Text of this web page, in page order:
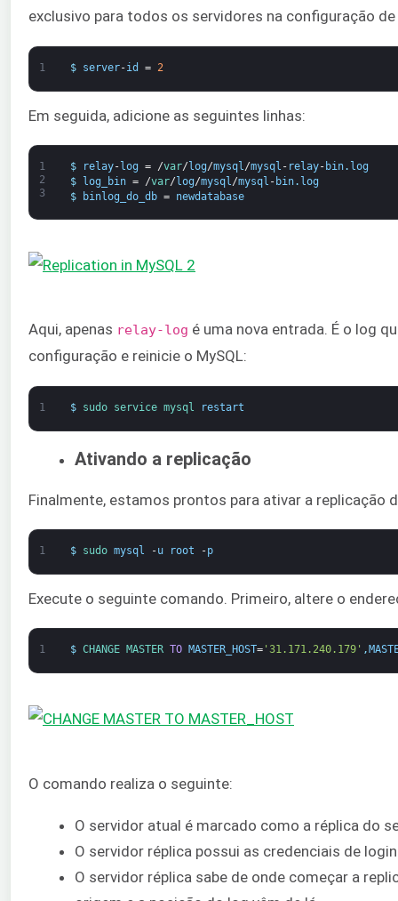
exclusivo para todos os servidores na configuração
1 $ server-id = 2
Em seguida, adicione as seguintes linhas:
1
2
3
$ relay- log = /var/ log/mysql/mysql - relay- bin. log
$
log_bin = /var/log/mysql /mysql - bin. log
$
binlog_do_db = newdatabase
Aqui, apenas relay-log é uma nova entrada. É o log
configuração e reinicie o MySQL:
1 $ sudo service mysql restart
Ativando a replicação
Finalmente, estamos prontos para ativar a replicação
1 $ sudo mysql -u root -p
Execute o seguinte comando. Primeiro, altere o
1 $ CHANGE MASTER TO MASTER_HOST='31.171.240.179' ,
O comando realiza o seguinte:
O servidor atual é marcado como a réplica do
O servidor réplica possui as credenciais de
O servidor réplica sabe de onde começar a